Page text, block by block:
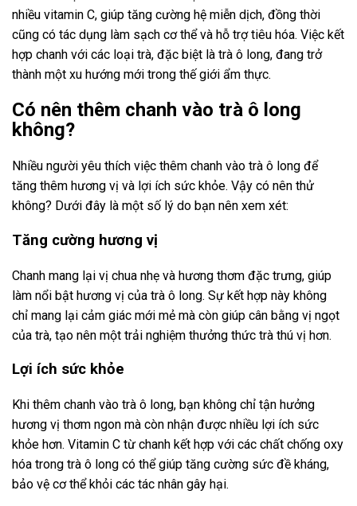
nhiều vitamin C, giúp tăng cường hệ miễn dịch, đồng thời
cũng có tác dụng làm sạch cơ thể và hỗ trợ tiêu hóa. Việc kết
hợp chanh với các loại trà, đặc biệt là trà ô long, đang trở
thành một xu hướng mới trong thế giới ẩm thực.
Có nên thêm chanh vào trà ô long
không?
Nhiều người yêu thích việc thêm chanh vào trà ô long để
tăng thêm hương vị và lợi ích sức khỏe. Vậy có nên thử
không? Dưới đây là một số lý do bạn nên xem xét:
Tăng cường hương vị
Chanh mang lại vị chua nhẹ và hương thơm đặc trưng, giúp
làm nổi bật hương vị của trà ô long. Sự kết hợp này không
chỉ mang lại cảm giác mới mẻ mà còn giúp cân bằng vị ngọt
của trà, tạo nên một trải nghiệm thưởng thức trà thú vị hơn.
Lợi ích sức khỏe
Khi thêm chanh vào trà ô long, bạn không chỉ tận hưởng
hương vị thơm ngon mà còn nhận được nhiều lợi ích sức
khỏe hơn. Vitamin C từ chanh kết hợp với các chất chống oxy
hóa trong trà ô long có thể giúp tăng cường sức đề kháng,
bảo vệ cơ thể khỏi các tác nhân gây hại.